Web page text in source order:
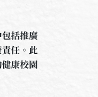
括推廣
任。此
康校園